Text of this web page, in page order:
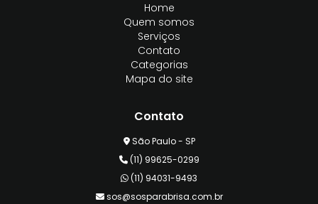
Home
Quem somos
Serviços
Contato
Categorias
Mapa do site
Contato
São Paulo - SP
(11) 99625-0299
(11) 94031-9493
sos@sosparabrisa.com.br